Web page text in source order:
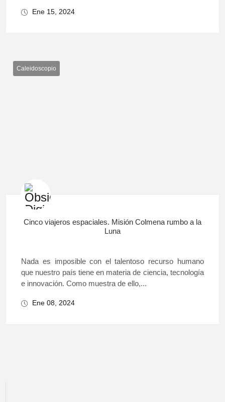
Ene 15, 2024
Caleidoscopio
Cinco viajeros espaciales. Misión Colmena rumbo a la
Luna
Nada es imposible con el talentoso recurso humano
que nuestro país tiene en materia de ciencia, tecnología
e innovación. Como muestra de ello,...
Ene 08, 2024